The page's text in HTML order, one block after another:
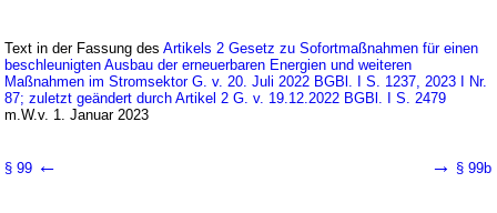
Text in der Fassung desArtikels 2 Gesetz zu Sofortmaßnahmen für einen
beschleunigten Ausbau der erneuerbaren Energien und weiteren
Maßnahmen im Stromsektor G. v. 20. Juli 2022 BGBl. I S. 1237, 2023 I Nr.
87; zuletzt geändert durch Artikel 2 G. v. 19.12.2022 BGBl. I S. 2479
m.W.v. 1. Januar 2023
§ 99 ← → § 99b